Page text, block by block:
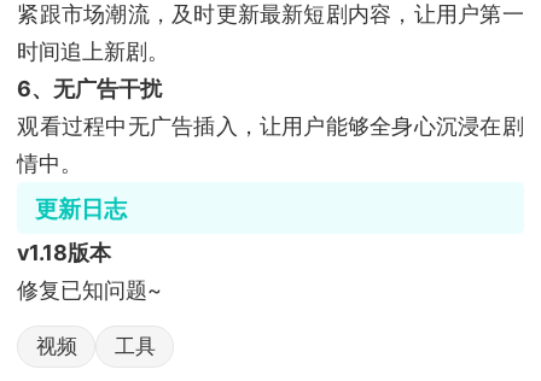
紧跟市场潮流，及时更新最新短剧内容，让用户第一
时间追上新剧。
6、无广告干扰
观看过程中无广告插入，让用户能够全身心沉浸在剧
情中。
更新日志
v1.18版本
修复已知问题~
视频 工具